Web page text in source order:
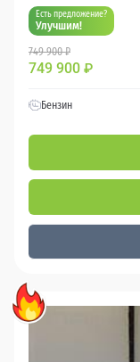
Есть предложение?
Улучшим!
749 900 ₽
749 900 ₽
Бензин